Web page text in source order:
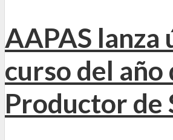
AAPAS lanza
curso del año
Productor de